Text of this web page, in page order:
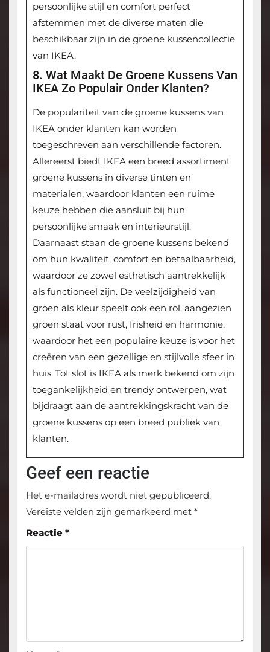
persoonlijke stijl en comfort perfect
afstemmen met de diverse maten die
beschikbaar zijn in de groene kussencollectie
van IKEA.
8. Wat Maakt De Groene Kussens Van
IKEA Zo Populair Onder Klanten?
De populariteit van de groene kussens van
IKEA onder klanten kan worden
toegeschreven aan verschillende factoren.
Allereerst biedt IKEA een breed assortiment
groene kussens in diverse tinten en
materialen, waardoor klanten een ruime
keuze hebben die aansluit bij hun
persoonlijke smaak en interieurstijl.
Daarnaast staan de groene kussens bekend
om hun kwaliteit, comfort en betaalbaarheid,
waardoor ze zowel esthetisch aantrekkelijk
als functioneel zijn. De veelzijdigheid van
groen als kleur speelt ook een rol, aangezien
groen staat voor rust, frisheid en harmonie,
waardoor het een populaire keuze is voor het
creëren van een gezellige en stijlvolle sfeer in
huis. Tot slot is IKEA als merk bekend om zijn
toegankelijkheid en trendy ontwerpen, wat
bijdraagt aan de aantrekkingskracht van de
groene kussens op een breed publiek van
klanten.
Geef een reactie
Het e-mailadres wordt niet gepubliceerd.
Vereiste velden zijn gemarkeerd met *
Reactie *